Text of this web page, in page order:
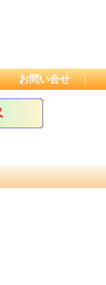
お問い合せ ｜